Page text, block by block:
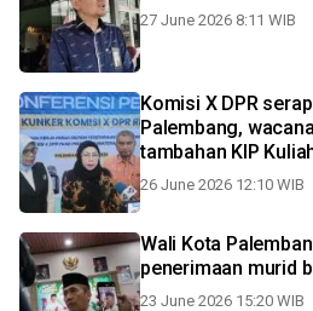
27 June 2026 8:11 WIB
Komisi X DPR
Palembang,
tambahan KIP
26 June 2026 12:10 WIB
Wali Kota
penerimaan murid
23 June 2026 15:20 WIB